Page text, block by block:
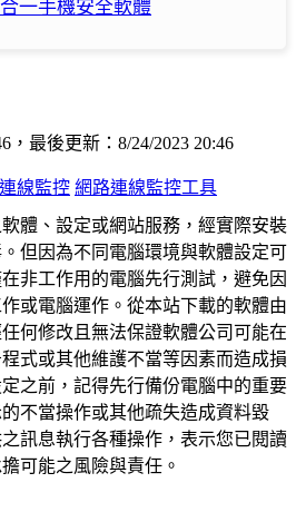
一手機安全軟體
，最後更新：8/24/2023 20:46
線監控 網路連線監控工具
體、設定或網站服務，經實際安裝
但因為不同電腦環境與軟體設定可
非工作用的電腦先行測試，避免因
或電腦運作。從本站下載的軟體由
何修改且無法保證軟體公司可能在
式或其他維護不當等因素而造成損
之前，記得先行備份電腦中的重要
不當操作或其他疏失造成資料毀
訊息執行各種操作，表示您已閱讀
可能之風險與責任。